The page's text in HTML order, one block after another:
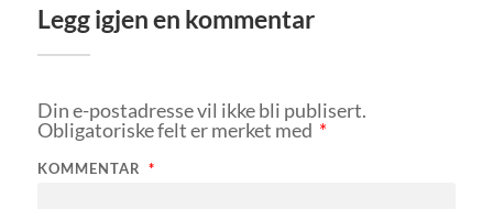
Legg igjen en kommentar
Din e-postadresse vil ikke bli publisert.
Obligatoriske felt er merket med *
KOMMENTAR *